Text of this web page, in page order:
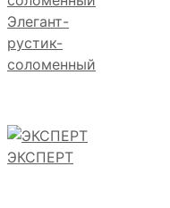
Элегант-
рустик-
соломенный
ЭКСПЕРТ